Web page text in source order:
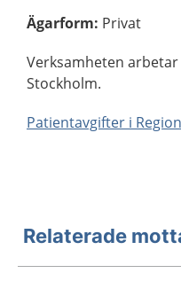
Ägarform: Privat
Verksamheten
Stockholm.
Patientavgifter i
Relaterade